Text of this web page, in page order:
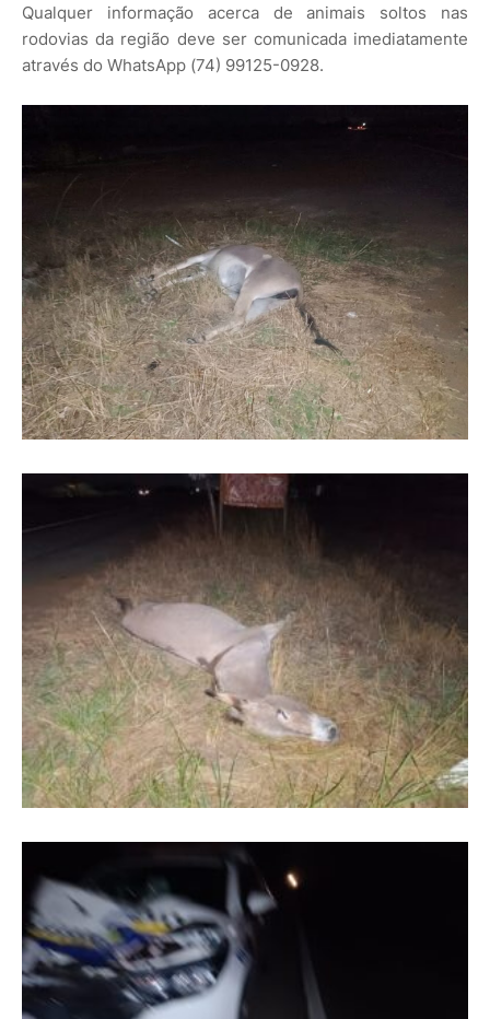
Qualquer informação acerca de animais soltos nas
rodovias da região deve ser comunicada imediatamente
através do WhatsApp (74) 99125-0928.